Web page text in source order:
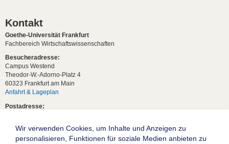
Kontakt
Goethe-Universität Frankfurt
Fachbereich Wirtschaftswissenschaften
Besucheradresse:
Campus Westend
Theodor-W.-Adorno-Platz 4
60323 Frankfurt am Main
Anfahrt & Lageplan
Postadresse:
Studentische Anfragen:
studium[at]wiwi.uni-frankfurt[dot]de
Wir verwenden Cookies, um Inhalte und Anzeigen zu
personalisieren, Funktionen für soziale Medien anbieten zu